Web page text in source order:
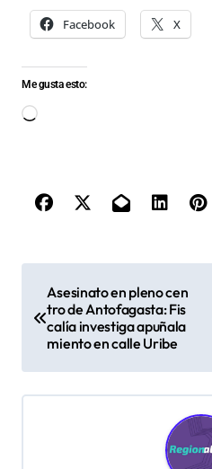
Facebook X
Me gusta esto:
Cargando...
e
g
Asesinato en pleno cen
tro de Antofagasta: Fis
calía investiga apuñala
miento en calle Uribe